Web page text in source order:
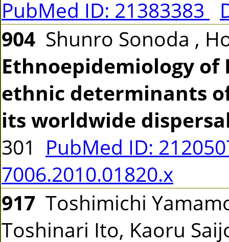
PubMed ID: 21383383
904 Shunro Sonoda ,
Ethnoepidemiology of
ethnic determinants
its worldwide
301 PubMed ID:
7006.2010.01820.x
917 Toshimichi
Toshinari Ito, Kaoru